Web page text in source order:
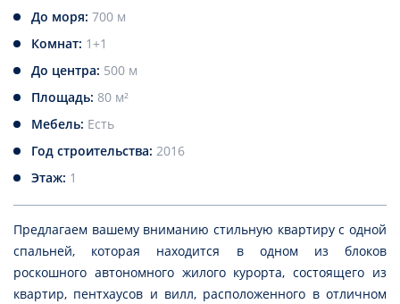
До моря: 700 м
Комнат: 1+1
До центра: 500 м
Площадь: 80 м²
Мебель: Есть
Год строительства: 2016
Этаж: 1
Предлагаем вашему вниманию стильную квартиру с одной
спальней, которая находится в одном из блоков
роскошного автономного жилого курорта, состоящего из
квартир, пентхаусов и вилл, расположенного в отличном